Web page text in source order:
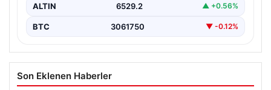
ALTIN 6529.2 ▲ +0.56%
BTC 3061750 ▼ -0.12%
Son Eklenen Haberler